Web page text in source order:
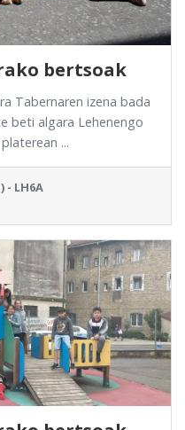
bertsoak
Tabernaren izena bada
beti algara Lehenengo
...
LH6A